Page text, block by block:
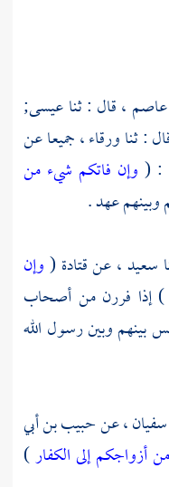
عاصم ،قال : ثناعيسى;
: ثناورقاء ،جميعا عن
: ( وإن فاتكم شيء من
عهد .
سعيد ،عنقتادة (وإن
) إذا فررن من أصحاب
بينهم وبين رسول الله
سفيان ،عنحبيب بن أبي
أزواجكم إلى الكفار)